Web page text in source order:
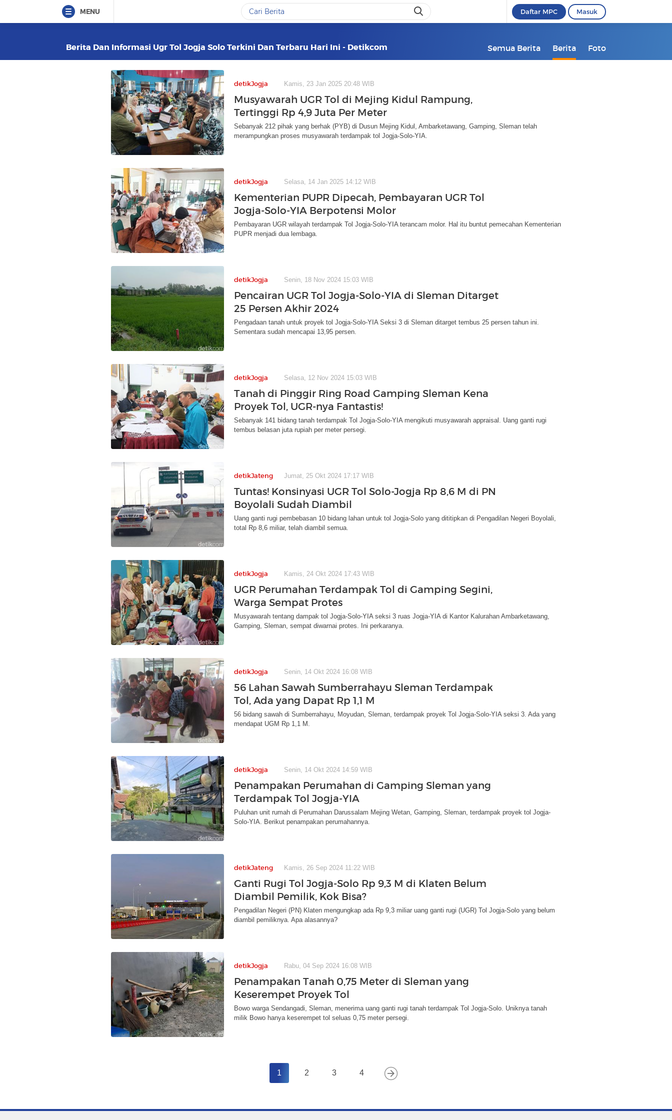
MENU Daftar MPC Masuk
Berita Dan Informasi Ugr Tol Jogja Solo Terkini Dan Terbaru Hari Ini - Detikcom Semua Berita Berita Foto
detikJogja Kamis, 23 Jan 2025 20:48 WIB
Musyawarah UGR Tol di Mejing Kidul Rampung,
Tertinggi Rp 4,9 Juta Per Meter
Sebanyak 212 pihak yang berhak (PYB) di Dusun Mejing Kidul, Ambarketawang, Gamping, Sleman telah
merampungkan proses musyawarah terdampak tol Jogja-Solo-YIA.
detikJogja Selasa, 14 Jan 2025 14:12 WIB
Kementerian PUPR Dipecah, Pembayaran UGR Tol
Jogja-Solo-YIA Berpotensi Molor
Pembayaran UGR wilayah terdampak Tol Jogja-Solo-YIA terancam molor. Hal itu buntut pemecahan Kementerian
PUPR menjadi dua lembaga.
detikJogja Senin, 18 Nov 2024 15:03 WIB
Pencairan UGR Tol Jogja-Solo-YIA di Sleman Ditarget
25 Persen Akhir 2024
Pengadaan tanah untuk proyek tol Jogja-Solo-YIA Seksi 3 di Sleman ditarget tembus 25 persen tahun ini.
Sementara sudah mencapai 13,95 persen.
detikJogja Selasa, 12 Nov 2024 15:03 WIB
Tanah di Pinggir Ring Road Gamping Sleman Kena
Proyek Tol, UGR-nya Fantastis!
Sebanyak 141 bidang tanah terdampak Tol Jogja-Solo-YIA mengikuti musyawarah appraisal. Uang ganti rugi
tembus belasan juta rupiah per meter persegi.
detikJateng Jumat, 25 Okt 2024 17:17 WIB
Tuntas! Konsinyasi UGR Tol Solo-Jogja Rp 8,6 M di PN
Boyolali Sudah Diambil
Uang ganti rugi pembebasan 10 bidang lahan untuk tol Jogja-Solo yang dititipkan di Pengadilan Negeri Boyolali,
total Rp 8,6 miliar, telah diambil semua.
detikJogja Kamis, 24 Okt 2024 17:43 WIB
UGR Perumahan Terdampak Tol di Gamping Segini,
Warga Sempat Protes
Musyawarah tentang dampak tol Jogja-Solo-YIA seksi 3 ruas Jogja-YIA di Kantor Kalurahan Ambarketawang,
Gamping, Sleman, sempat diwarnai protes. Ini perkaranya.
detikJogja Senin, 14 Okt 2024 16:08 WIB
56 Lahan Sawah Sumberrahayu Sleman Terdampak
Tol, Ada yang Dapat Rp 1,1 M
56 bidang sawah di Sumberrahayu, Moyudan, Sleman, terdampak proyek Tol Jogja-Solo-YIA seksi 3. Ada yang
mendapat UGM Rp 1,1 M.
detikJogja Senin, 14 Okt 2024 14:59 WIB
Penampakan Perumahan di Gamping Sleman yang
Terdampak Tol Jogja-YIA
Puluhan unit rumah di Perumahan Darussalam Mejing Wetan, Gamping, Sleman, terdampak proyek tol Jogja-
Solo-YIA. Berikut penampakan perumahannya.
detikJateng Kamis, 26 Sep 2024 11:22 WIB
Ganti Rugi Tol Jogja-Solo Rp 9,3 M di Klaten Belum
Diambil Pemilik, Kok Bisa?
Pengadilan Negeri (PN) Klaten mengungkap ada Rp 9,3 miliar uang ganti rugi (UGR) Tol Jogja-Solo yang belum
diambil pemiliknya. Apa alasannya?
detikJogja Rabu, 04 Sep 2024 16:08 WIB
Penampakan Tanah 0,75 Meter di Sleman yang
Keserempet Proyek Tol
Bowo warga Sendangadi, Sleman, menerima uang ganti rugi tanah terdampak Tol Jogja-Solo. Uniknya tanah
milik Bowo hanya keserempet tol seluas 0,75 meter persegi.
1 2 3 4